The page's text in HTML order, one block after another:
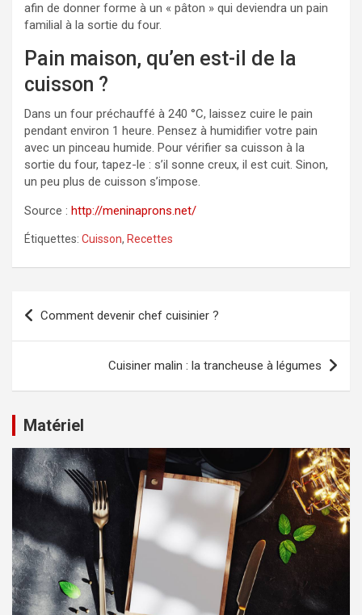
afin de donner forme à un « pâton » qui deviendra un pain
familial à la sortie du four.
Pain maison, qu’en est-il de la
cuisson ?
Dans un four préchauffé à 240 °C, laissez cuire le pain
pendant environ 1 heure. Pensez à humidifier votre pain
avec un pinceau humide. Pour vérifier sa cuisson à la
sortie du four, tapez-le : s’il sonne creux, il est cuit. Sinon,
un peu plus de cuisson s’impose.
Source : http://meninaprons.net/
Étiquettes: Cuisson, Recettes
Navigation
de
Comment devenir chef cuisinier ?
Cuisiner malin : la trancheuse à légumes
Matériel